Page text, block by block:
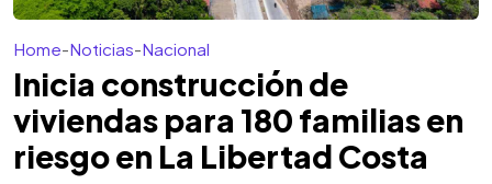
Home-Noticias-Nacional
Inicia construcción de
viviendas para 180 familias en
riesgo en La Libertad Costa